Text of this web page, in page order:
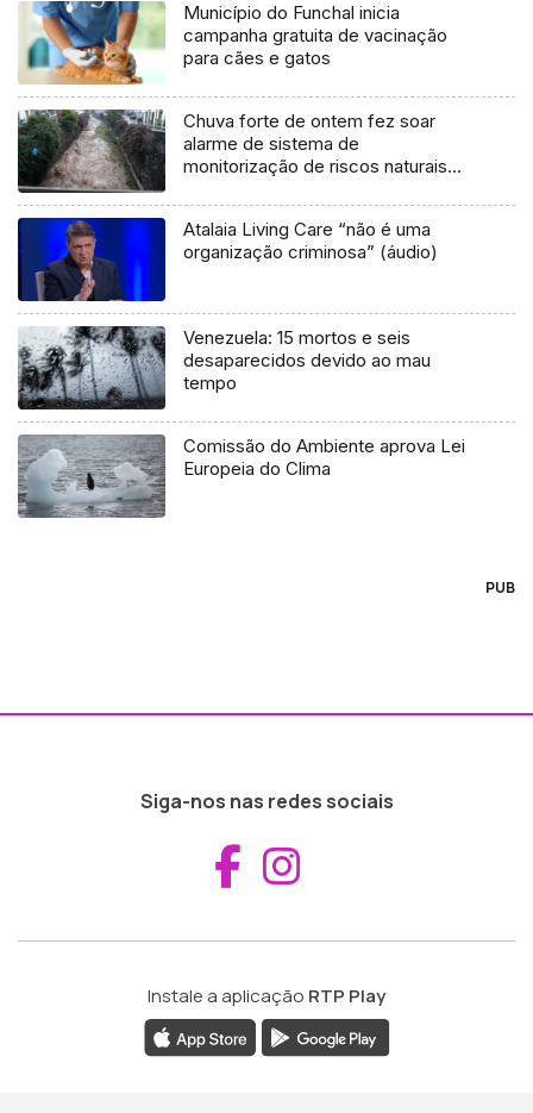
Município do Funchal inicia
campanha gratuita de vacinação
para cães e gatos
Chuva forte de ontem fez soar
alarme de sistema de
monitorização de riscos naturais
Atalaia Living Care “não é uma
organização criminosa” (áudio)
Venezuela: 15 mortos e seis
desaparecidos devido ao mau
tempo
Comissão do Ambiente aprova Lei
Europeia do Clima
PUB
Siga-nos nas redes sociais
Aceder ao
Instale a aplicação RTP Play